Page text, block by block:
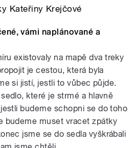
Kateřiny Krejčové
vámi naplánované a
existovaly na mapě dva treky
je cestou, která byla
si jistí, jestli to vůbec půjde.
které je strmé a hlavně
budeme schopni se do toho
budeme muset vracet zpátky
jsme se do sedla vyškrábali